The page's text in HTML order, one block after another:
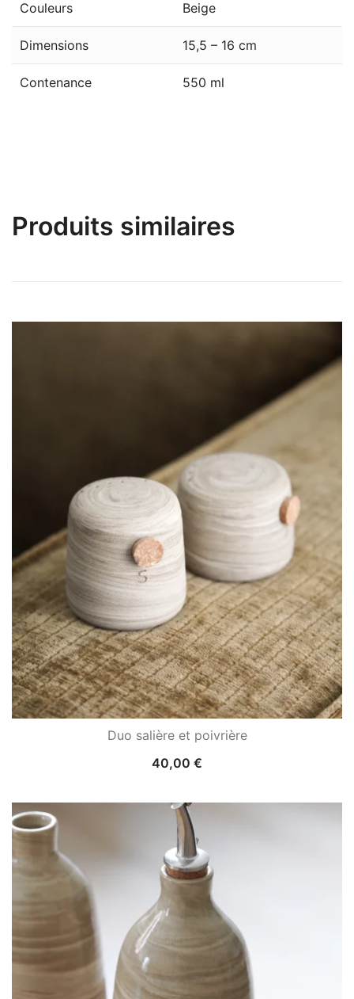
Couleurs Beige
Dimensions 15,5 – 16 cm
Contenance 550 ml
Produits similaires
Duo salière et poivrière
40,00 €